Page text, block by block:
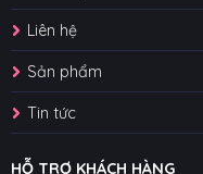
Liên hệ
Sản phẩm
Tin tức
HỖ TRỢ KHÁCH HÀNG